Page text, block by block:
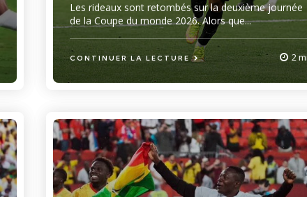
Les rideaux sont retombés sur la deuxième journée
de la Coupe du monde 2026. Alors que...
CONTINUER LA LECTURE 2